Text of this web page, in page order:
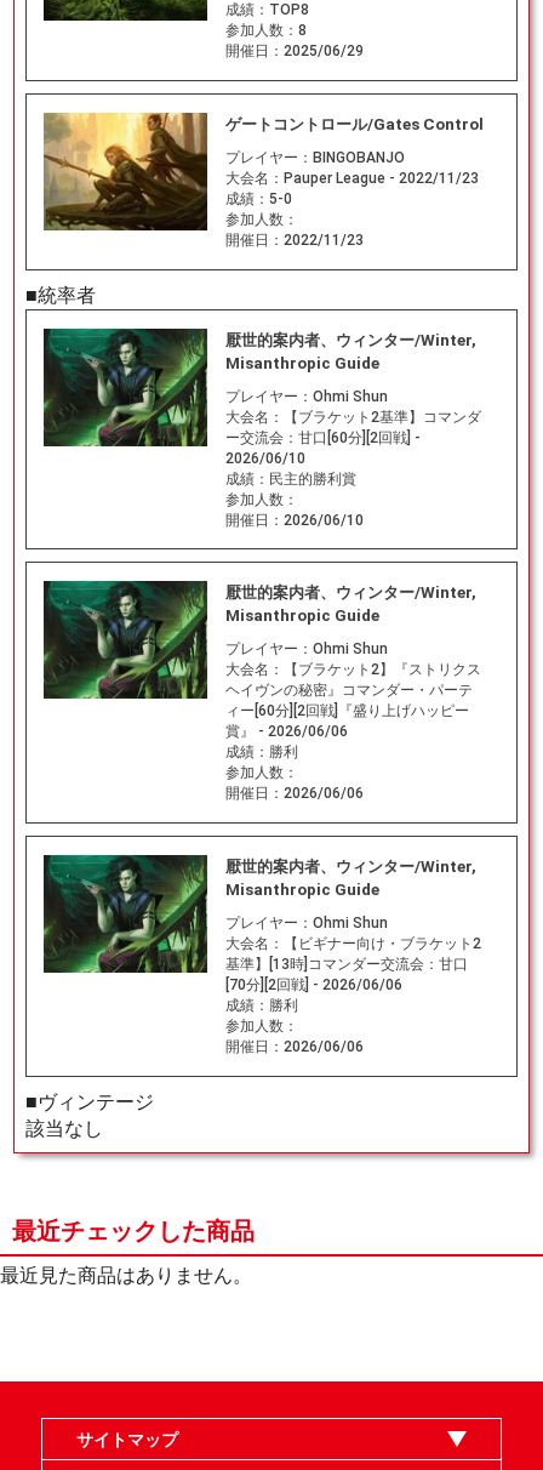
成績： TOP8
参加人数： 8
開催日： 2025/06/29
ゲートコントロール/Gates Control
プレイヤー： BINGOBANJO
大会名： Pauper League - 2022/11/23
成績： 5-0
参加人数：
開催日： 2022/11/23
■統率者
厭世的案内者、ウィンター/Winter,
Misanthropic Guide
プレイヤー： Ohmi Shun
大会名：
【ブラケット2基準】コマンダ
ー交流会：甘口[60分][2回戦] -
2026/06/10
成績： 民主的勝利賞
参加人数：
開催日： 2026/06/10
厭世的案内者、ウィンター/Winter,
Misanthropic Guide
プレイヤー： Ohmi Shun
大会名：
【ブラケット2】『ストリクス
ヘイヴンの秘密』コマンダー・パーテ
ィー[60分][2回戦]『盛り上げハッピー
賞』 - 2026/06/06
成績： 勝利
参加人数：
開催日： 2026/06/06
厭世的案内者、ウィンター/Winter,
Misanthropic Guide
プレイヤー： Ohmi Shun
大会名：
【ビギナー向け・ブラケット2
基準】[13時]コマンダー交流会：甘口
[70分][2回戦] - 2026/06/06
成績： 勝利
参加人数：
開催日： 2026/06/06
■ヴィンテージ
該当なし
最近チェックした商品
最近見た商品はありません。
サイトマップ